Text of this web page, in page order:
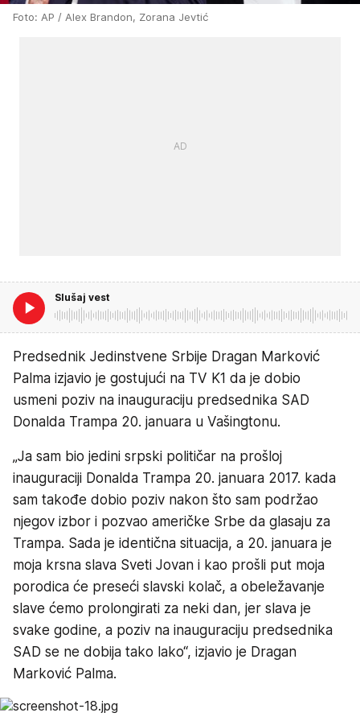
Foto: AP / Alex Brandon, Zorana Jevtić
Slušaj vest
Predsednik Jedinstvene Srbije Dragan Marković
Palma izjavio je gostujući na TV K1 da je dobio
usmeni poziv na inauguraciju predsednika SAD
Donalda Trampa 20. januara u Vašingtonu.
„Ja sam bio jedini srpski političar na prošloj
inauguraciji Donalda Trampa 20. januara 2017. kada
sam takođe dobio poziv nakon što sam podržao
njegov izbor i pozvao američke Srbe da glasaju za
Trampa. Sada je identična situacija, a 20. januara je
moja krsna slava Sveti Jovan i kao prošli put moja
porodica će preseći slavski kolač, a obeležavanje
slave ćemo prolongirati za neki dan, jer slava je
svake godine, a poziv na inauguraciju predsednika
SAD se ne dobija tako lako“, izjavio je Dragan
Marković Palma.